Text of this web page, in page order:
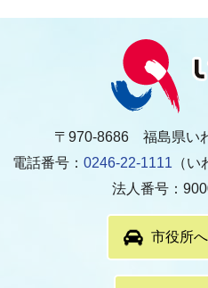
〒970-8686 福島県い
電話番号： 0246-22-1111 （
法人番号：
市役所